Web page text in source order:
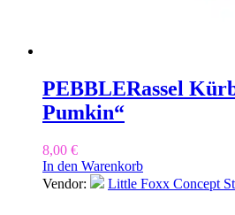
PEBBLERassel
Pumkin“
8,00 €
In den Warenkorb
Vendor:
Little Foxx Concept